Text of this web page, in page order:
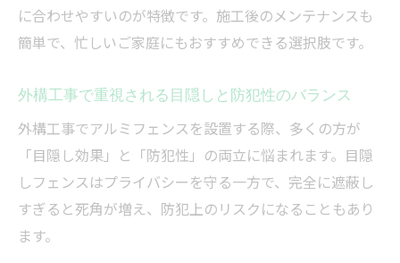
外構工事で後悔しない実践的な選び方ガイド
意点
外構工事の失敗例から学ぶ選び方のポイン
ト
つくば市で理想の外構工事を実現する流れ
に合わせやすいのが特徴です。施工後のメンテナンスも
簡単で、忙しいご家庭にもおすすめできる選択肢です。
外構工事で重視される目隠しと防犯性のバランス
外構工事でアルミフェンスを設置する際、多くの方が
「目隠し効果」と「防犯性」の両立に悩まれます。目隠
しフェンスはプライバシーを守る一方で、完全に遮蔽し
すぎると死角が増え、防犯上のリスクになることもあり
ます。